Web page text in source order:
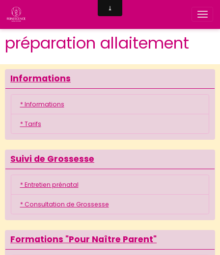
préparation allaitement
Informations
* Informations
* Tarifs
Suivi de Grossesse
* Entretien prénatal
* Consultation de Grossesse
Formations "Pour Naître Parent"